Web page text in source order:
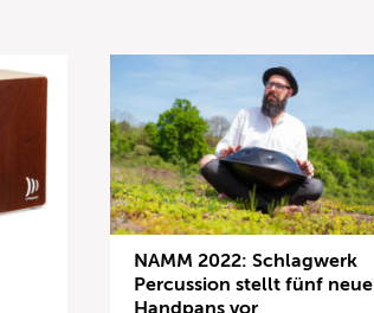
NAMM 2022: Schlagwerk
Percussion stellt fünf neue
Handpans vor